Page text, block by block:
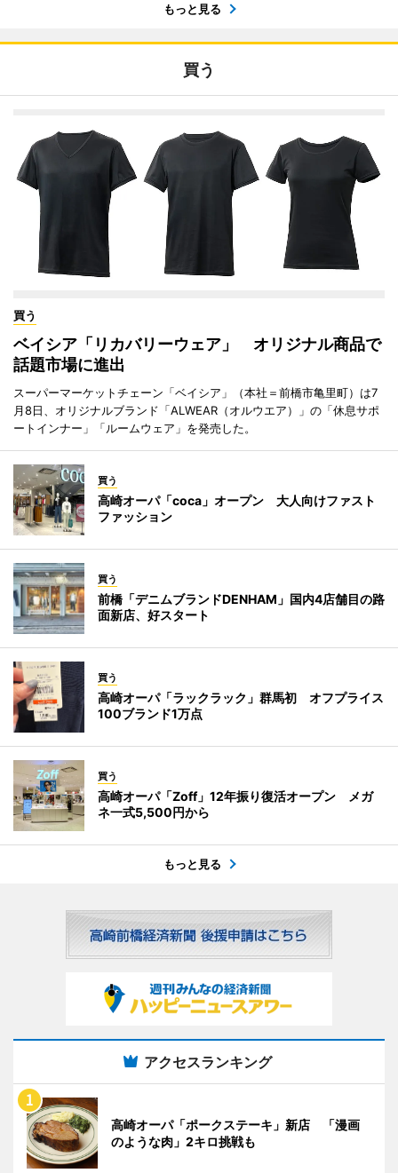
もっと見る
買う
買う
ベイシア「リカバリーウェア」 オリジナル商品で
話題市場に進出
スーパーマーケットチェーン「ベイシア」（本社＝前橋市亀里町）は7
月8日、オリジナルブランド「ALWEAR（オルウエア）」の「休息サポ
ートインナー」「ルームウェア」を発売した。
買う
高崎オーパ「coca」オープン 大人向けファスト
ファッション
買う
前橋「デニムブランドDENHAM」国内4店舗目の路
面新店、好スタート
買う
高崎オーパ「ラックラック」群馬初 オフプライス
100ブランド1万点
買う
高崎オーパ「Zoff」12年振り復活オープン メガ
ネ一式5,500円から
もっと見る
アクセスランキング
高崎オーパ「ポークステーキ」新店 「漫画
のような肉」2キロ挑戦も